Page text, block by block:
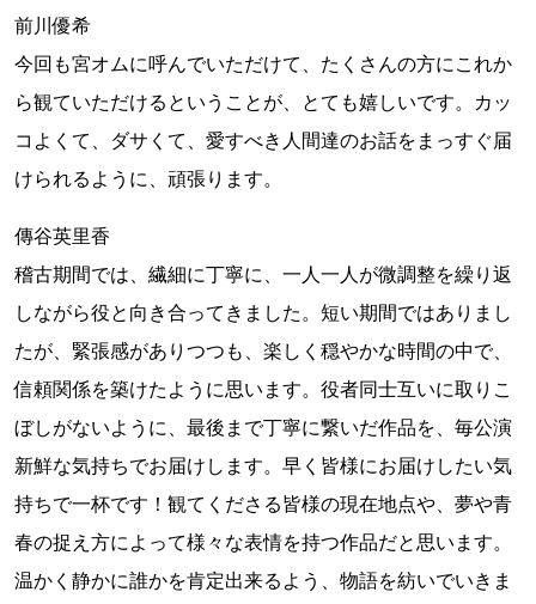
前川優希
今回も宮オムに呼んでいただけて、たくさんの方にこれか
ら観ていただけるということが、とても嬉しいです。カッ
コよくて、ダサくて、愛すべき人間達のお話をまっすぐ届
けられるように、頑張ります。
傳谷英里香
稽古期間では、繊細に丁寧に、一人一人が微調整を繰り返
しながら役と向き合ってきました。短い期間ではありまし
たが、緊張感がありつつも、楽しく穏やかな時間の中で、
信頼関係を築けたように思います。役者同士互いに取りこ
ぼしがないように、最後まで丁寧に繋いだ作品を、毎公演
新鮮な気持ちでお届けします。早く皆様にお届けしたい気
持ちで一杯です！観てくださる皆様の現在地点や、夢や青
春の捉え方によって様々な表情を持つ作品だと思います。
温かく静かに誰かを肯定出来るよう、物語を紡いでいきま